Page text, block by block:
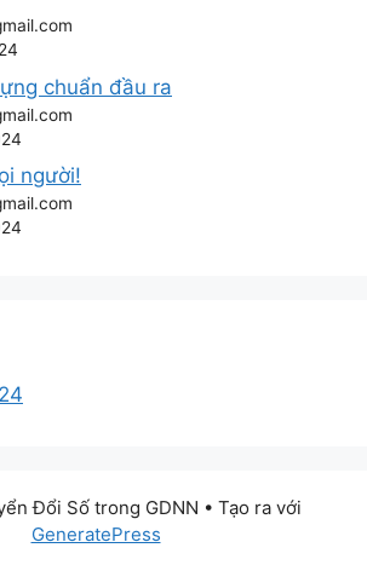
chuẩn đầu ra
người!
Đổi Số trong GDNN • Tạo ra với
GeneratePress